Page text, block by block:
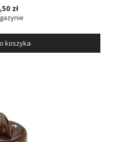
zł
koszyka